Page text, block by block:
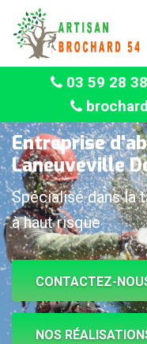
03 59 28
Entreprise
Laneuveville
Spécialisé dans la
à haut risque
CONTACTEZ-
NOS